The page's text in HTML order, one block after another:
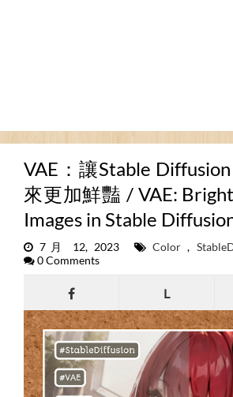
VAE：讓Stable
來更加鮮豔 / VAE:
Images in Stable
7月 12, 2023 Color,
0 Comments
L